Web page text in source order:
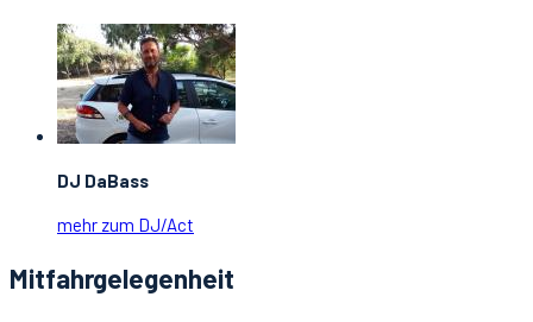
DJ DaBass
mehr zum DJ/Act
Mitfahrgelegenheit